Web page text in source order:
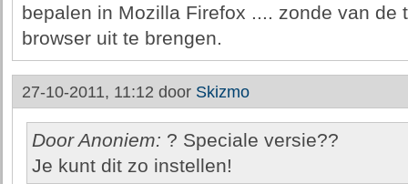
bepalen in Mozilla Firefox .... zonde van de
browser uit te brengen.
27-10-2011, 11:12 door Skizmo
Door Anoniem: ? Speciale versie??
Je kunt dit zo instellen!